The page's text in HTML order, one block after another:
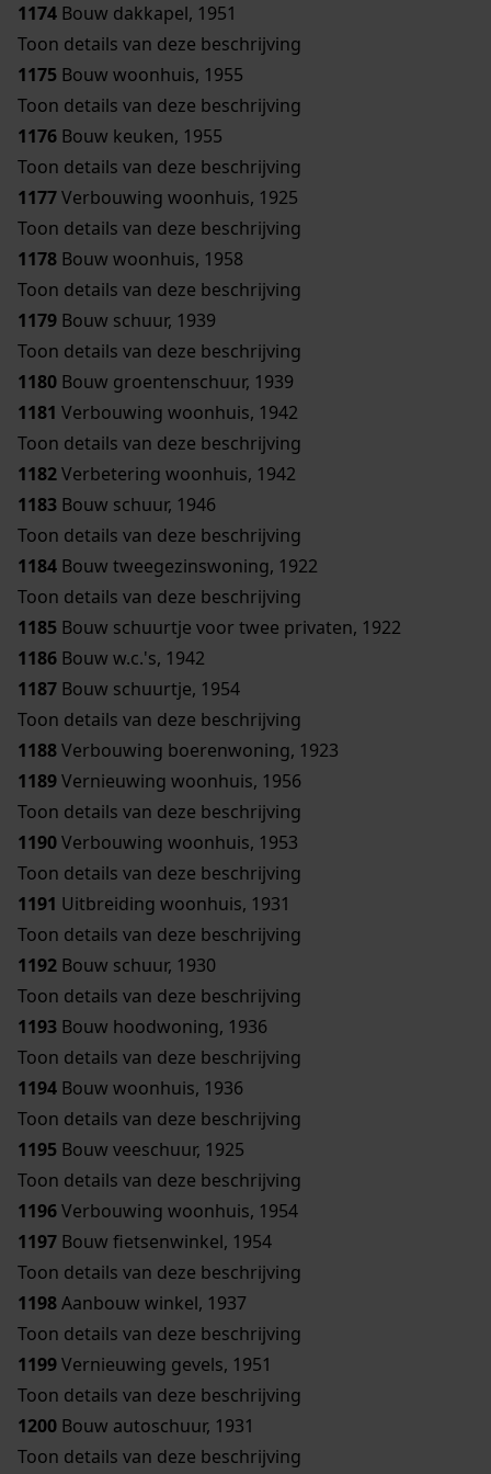
1174 Bouw dakkapel, 1951
Toon details van deze beschrijving
1175 Bouw woonhuis, 1955
Toon details van deze beschrijving
1176 Bouw keuken, 1955
Toon details van deze beschrijving
1177Verbouwing woonhuis, 1925
Toon details van deze beschrijving
1178 Bouw woonhuis, 1958
Toon details van deze beschrijving
1179 Bouw schuur, 1939
Toon details van deze beschrijving
1180 Bouw groentenschuur, 1939
1181 Verbouwing woonhuis, 1942
Toon details van deze beschrijving
1182Verbetering woonhuis, 1942
1183 Bouw schuur, 1946
Toon details van deze beschrijving
1184 Bouw tweegezinswoning, 1922
Toon details van deze beschrijving
1185 Bouw schuurtje voor twee privaten, 1922
1186 Bouw w.c.'s, 1942
1187 Bouw schuurtje, 1954
Toon details van deze beschrijving
1188Verbouwing boerenwoning, 1923
1189Vernieuwing woonhuis, 1956
Toon details van deze beschrijving
1190Verbouwing woonhuis, 1953
Toon details van deze beschrijving
1191 Uitbreiding woonhuis, 1931
Toon details van deze beschrijving
1192 Bouw schuur, 1930
Toon details van deze beschrijving
1193 Bouw hoodwoning, 1936
Toon details van deze beschrijving
1194 Bouw woonhuis, 1936
Toon details van deze beschrijving
1195 Bouw veeschuur, 1925
Toon details van deze beschrijving
1196Verbouwing woonhuis, 1954
1197 Bouw fietsenwinkel, 1954
Toon details van deze beschrijving
1198Aanbouw winkel, 1937
Toon details van deze beschrijving
1199Vernieuwing gevels, 1951
Toon details van deze beschrijving
1200 Bouw autoschuur, 1931
Toon details van deze beschrijving